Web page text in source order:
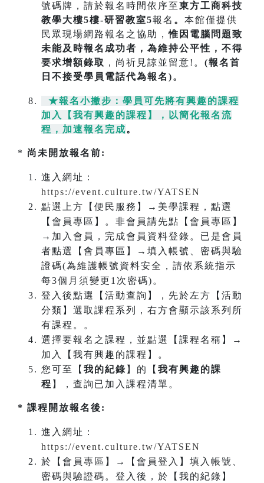
號碼牌，請於報名時間依序至東方工商科技
教學大樓5樓-研習教室5報名 。 本館僅提供
民眾現場網路報名之協助，惟因電腦問題致
未能及時報名成功者，為維持公平性，不得
要求增額錄取 ，尚祈見諒並留意!。 (報名首
日不接受學員電話代為報名)。
★報名小撇步：學員可先將有興趣的課程
加入【我有興趣的課程】，以簡化報名流
程，加速報名完成。
* 尚未開放報名前:
進入網址：
https://event.culture.tw/YATSEN
點選上方【便民服務】→美學課程，點選
【會員專區】。非會員請先點【會員專區】
→加入會員，完成會員資料登錄。已是會員
者點選【會員專區】→填入帳號、密碼與驗
證碼(為維護帳號資料安全，請依系統指示
每3個月須變更1次密碼)。
登入後點選【活動查詢】，先於左方【活動
分類】選取課程系列，右方會顯示該系列所
有課程。。
選擇要報名之課程，並點選【課程名稱】→
加入【我有興趣的課程】。
您可至【 我的紀錄 】的【 我有興趣的課
程 】，查詢已加入課程清單。
* 課程開放報名後:
進入網址：
https://event.culture.tw/YATSEN
於【會員專區】→【會員登入】填入帳號、
密碼與驗證碼。登入後，於【我的紀錄】